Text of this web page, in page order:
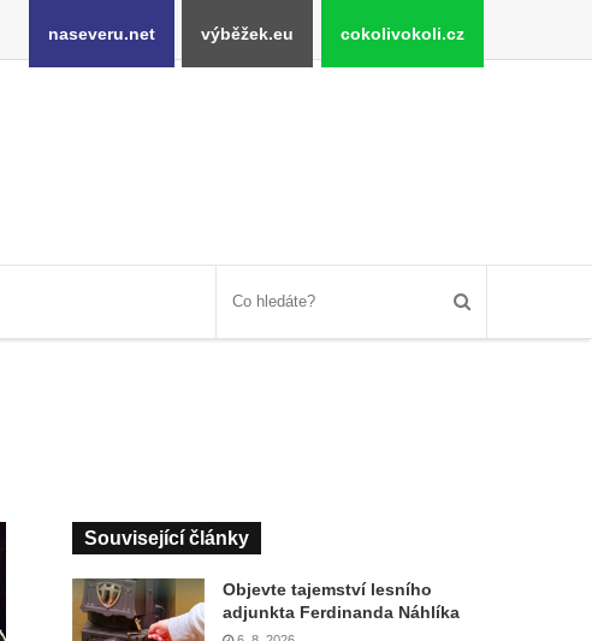
naseveru.net výběžek.eu cokolivokoli.cz
Související články
Objevte tajemství lesního
adjunkta Ferdinanda Náhlíka